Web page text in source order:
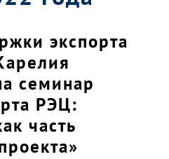
экспорта
семинар
РЭЦ:
часть